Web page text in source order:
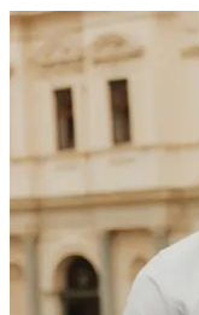
Marka
Strona główna marki
DziennikDziedzictwo